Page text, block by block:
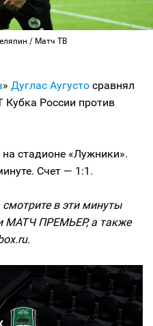
/ Матч ТВ
» Дуглас Аугусто сравнял
Кубка России против
стадионе «Лужники».
Счет — 1:1.
в эти минуты
МАТЧ ПРЕМЬЕР, а также